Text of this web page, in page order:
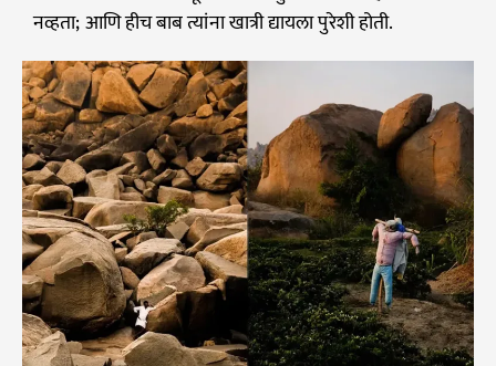
नव्हता; आणि हीच बाब त्यांना खात्री द्यायला पुरेशी होती.